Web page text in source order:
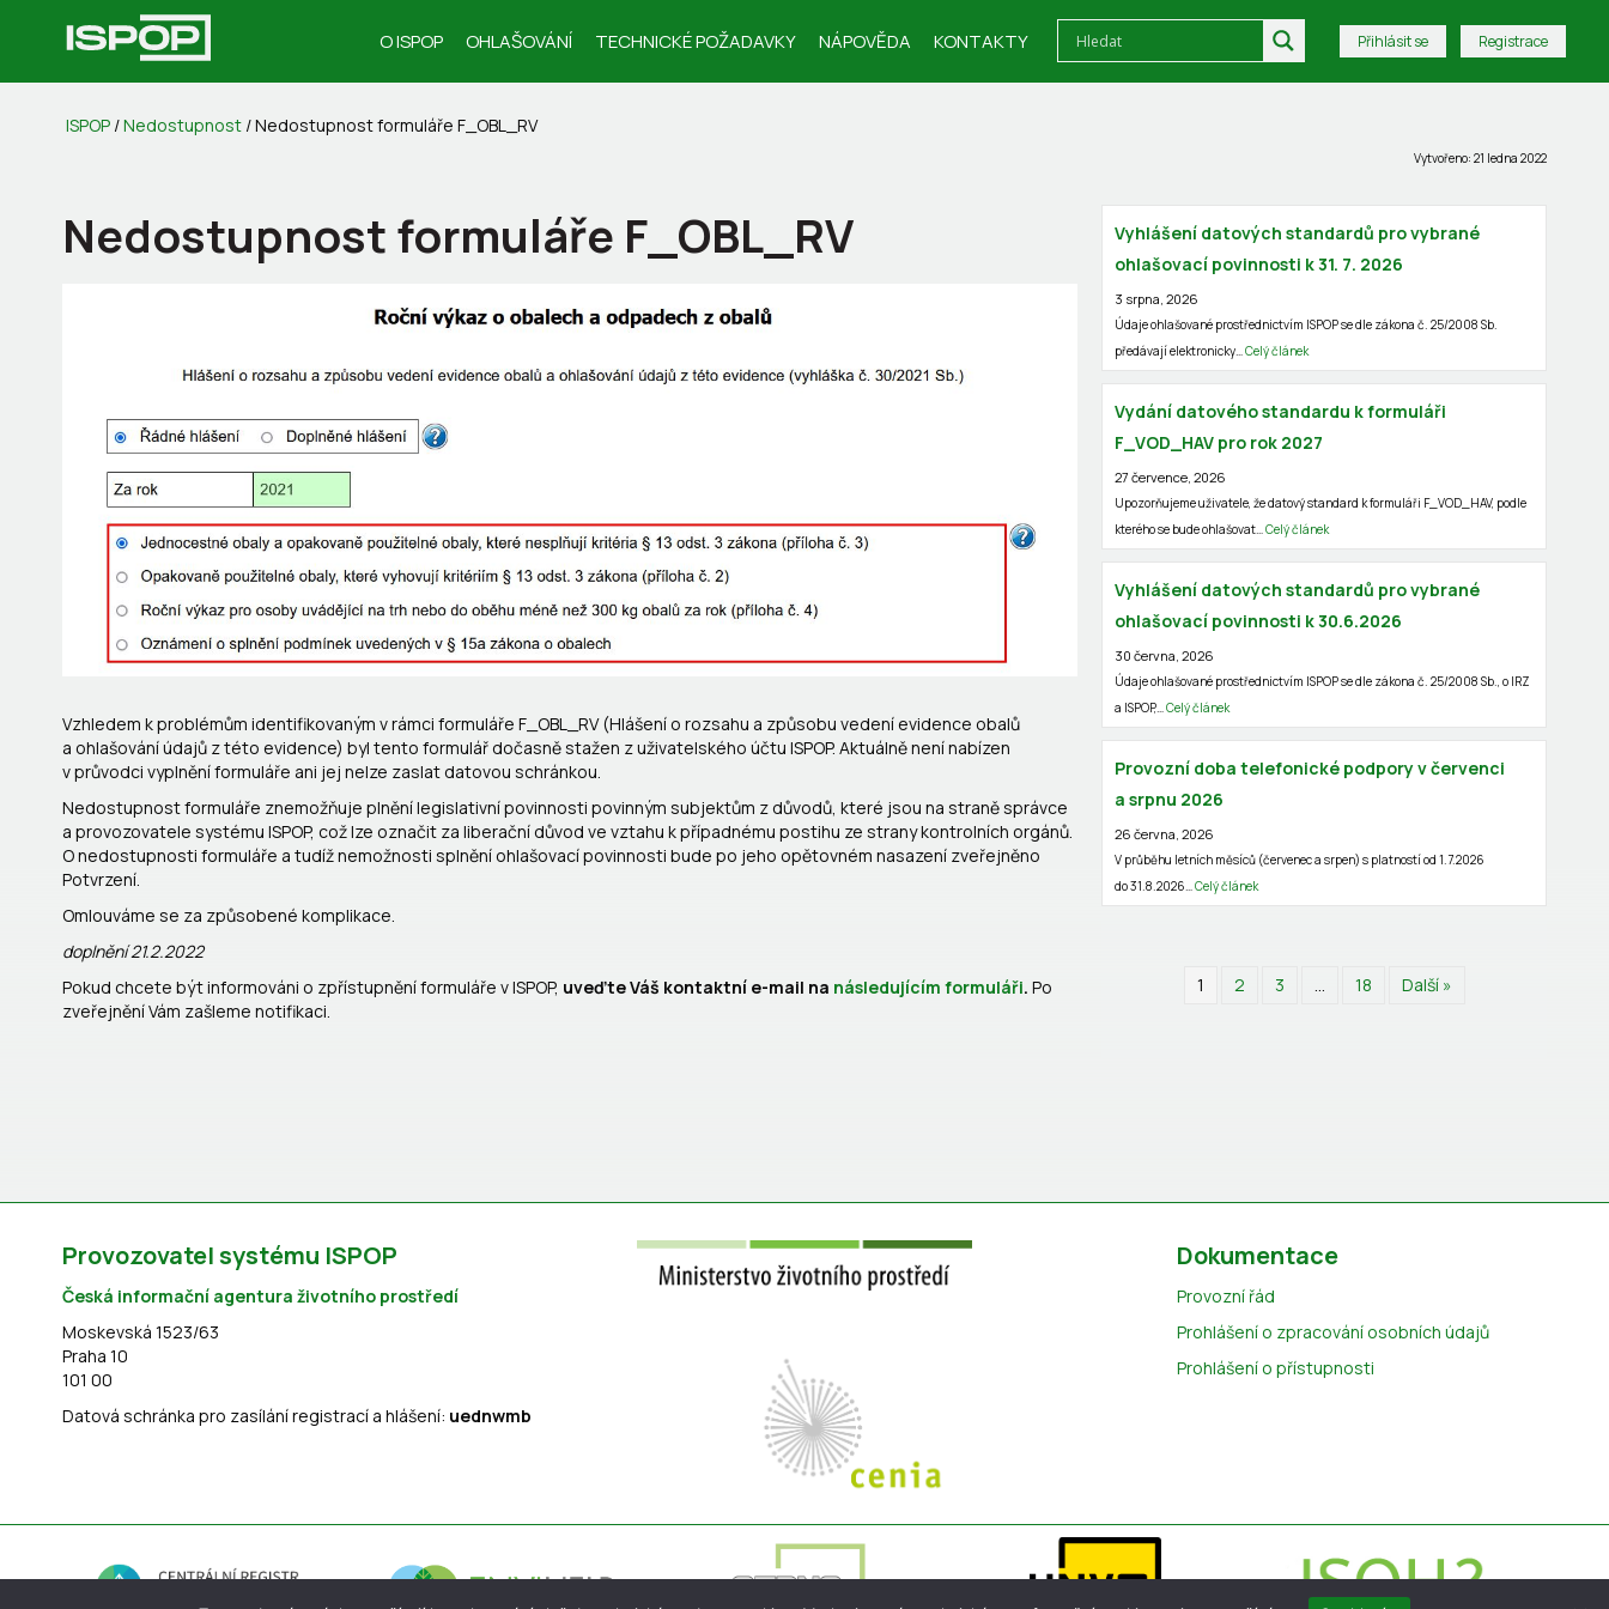
O ISPOP OHLAŠOVÁNÍ TECHNICKÉ POŽADAVKY NÁPOVĚDA KONTAKTY Přihlásit se Registrace
ISPOP /Nedostupnost /Nedostupnost formuláře F_OBL_RV
Vytvořeno: 21 ledna 2022
Nedostupnost formuláře F_OBL_RV
Vzhledem k problémům identifikovaným v rámci formuláře F_OBL_RV (Hlášení o rozsahu a způsobu vedení evidence obalů
a ohlašování údajů z této evidence) byl tento formulář dočasně stažen z uživatelského účtu ISPOP. Aktuálně není nabízen
v průvodci vyplnění formuláře ani jej nelze zaslat datovou schránkou.
Nedostupnost formuláře znemožňuje plnění legislativní povinnosti povinným subjektům z důvodů, které jsou na straně správce
a provozovatele systému ISPOP, což lze označit za liberační důvod ve vztahu k případnému postihu ze strany kontrolních orgánů.
O nedostupnosti formuláře a tudíž nemožnosti splnění ohlašovací povinnosti bude po jeho opětovném nasazení zveřejněno
Potvrzení.
Omlouváme se za způsobené komplikace.
doplnění 21.2.2022
Pokud chcete být informováni o zpřístupnění formuláře v ISPOP, uveďte Váš kontaktní e-mail na následujícím formuláři. Po
zveřejnění Vám zašleme notifikaci.
Vyhlášení datových standardů pro vybrané
ohlašovací povinnosti k 31. 7. 2026
3 srpna, 2026
Údaje ohlašované prostřednictvím ISPOP se dle zákona č. 25/2008 Sb.
předávají elektronicky…Celý článek
Vydání datového standardu k formuláři
F_VOD_HAV pro rok 2027
27 července, 2026
Upozorňujeme uživatele, že datový standard k formuláři F_VOD_HAV, podle
kterého se bude ohlašovat…Celý článek
Vyhlášení datových standardů pro vybrané
ohlašovací povinnosti k 30.6.2026
30 června, 2026
Údaje ohlašované prostřednictvím ISPOP se dle zákona č. 25/2008 Sb., o IRZ
a ISPOP,…Celý článek
Provozní doba telefonické podpory v červenci
a srpnu 2026
26 června, 2026
V průběhu letních měsíců (červenec a srpen) s platností od 1.7.2026
do 31.8.2026…Celý článek
1 2 3 … 18 Další »
Provozovatel systému ISPOP
Česká informační agentura životního prostředí
Moskevská 1523/63
Praha 10
101 00
Datová schránka pro zasílání registrací a hlášení: uednwmb
Dokumentace
Provozní řád
Prohlášení o zpracování osobních údajů
Prohlášení o přístupnosti